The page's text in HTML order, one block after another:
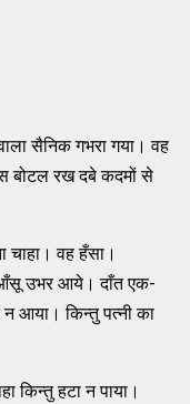
सैनिक गभरा गया। वह
बोटल रख दबे कदमों से
चाहा। वह हँसा।
उभर आये। दाँत एक-
आया। किन्तु पत्नी का
किन्तु हटा न पाया।